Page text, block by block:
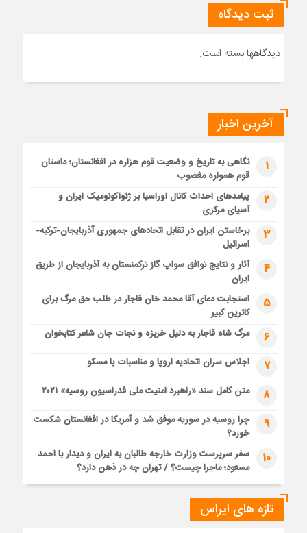
ثبت دیدگاه
دیدگاهها بسته است.
آخرین اخبار
1
نگاهی به تاریخ و وضعیت قوم هزاره در افغانستان؛ داستان
قوم همواره مغضوب
2
پیامدهای احداث کانال اوراسیا بر ژئواکونومیک ایران و
آسیای مرکزی
3
برخاستن ایران در تقابل اتحادهای جمهوری آذربایجان-ترکیه-
اسرائیل
4
آثار و نتایج توافق سواپ گاز ترکمنستان به آذربایجان از طریق
ایران
5
استجابت دعای آقا محمد خان قاجار در طلب حق مرگ برای
کاترین کبیر
6 مرگ شاه قاجار به دلیل خربزه و نجات جان شاعر کتابخوان
7 اجلاس سران اتحادیه اروپا و مناسبات با مسکو
8 متن کامل سند «راهبرد امنیت ملی فدراسیون روسیه» ۲۰۲۱
9
چرا روسیه در سوریه موفق شد و آمریکا در افغانستان شکست
خورد؟
10
سفر سرپرست وزارت خارجه طالبان به ایران و دیدار با احمد
مسعود؛ ماجرا چیست؟ / تهران چه در ذهن دارد؟
تازه های ایراس